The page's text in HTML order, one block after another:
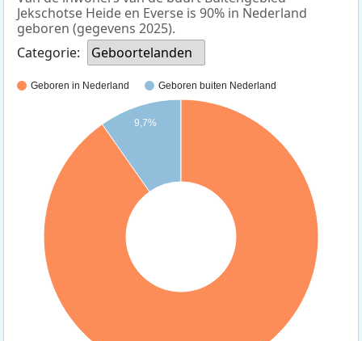
Jekschotse Heide en Everse is 90% in Nederland
geboren (gegevens 2025).
Categorie:
Geboortelanden
Geboren in Nederland Geboren buiten Nederland
9,7%